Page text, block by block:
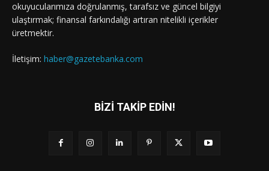
okuyucularımıza doğrulanmış, tarafsız ve güncel bilgiyi
ulaştırmak; finansal farkındalığı artıran nitelikli içerikler
üretmektir.
İletişim: haber@gazetebanka.com
BİZİ TAKİP EDİN!